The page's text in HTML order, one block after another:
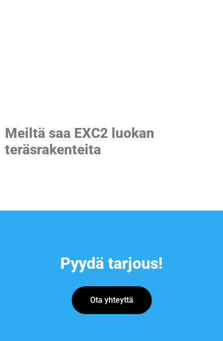
Meiltä saa EXC2 luokan
teräsrakenteita
Pyydä tarjous!
Ota yhteyt­tä